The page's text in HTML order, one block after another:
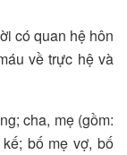
có quan hệ hôn
về trực hệ và
cha, mẹ (gồm:
bố mẹ vợ, bố